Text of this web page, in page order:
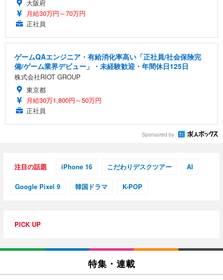
大阪府
月給30万円～70万円
正社員
ゲームQAエンジニア・有給消化率高い「正社員/社会保険完
備/ゲーム業界デビュー」・未経験歓迎・年間休日125日
株式会社RIOT GROUP
東京都
月給30万1,800円～50万円
正社員
Sponsored by
注目の話題 iPhone 16 こだわりデスクツアー AI
Google Pixel 9 韓国ドラマ K-POP
PICK UP
特集・連載